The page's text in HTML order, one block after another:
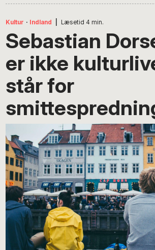
Kultur · Indland Læsetid 4 min.
Sebastian
er ikke
står for